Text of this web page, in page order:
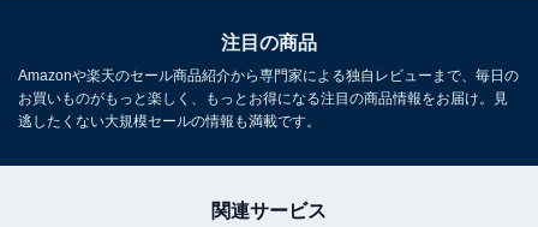
量 低振動 風量3段切替+無段変速スイッチ 蓄電池・充電器
別売り RB18DC(NN) グリーン|ブラック
注目の商品
Amazonや楽天のセール商品紹介から専門家による独自レビューまで、毎日の
お買いものがもっと楽しく、もっとお得になる注目の商品情報をお届け。見
逃したくない大規模セールの情報も満載です。
関連サービス